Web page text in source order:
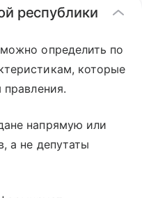
республики
определить по
которые
напрямую или
а не депутаты